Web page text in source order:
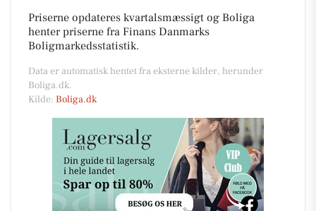
Priserne opdateres kvartalsmæssigt og Boliga
henter priserne fra Finans Danmarks
Boligmarkedsstatistik.
Data er automatisk hentet fra eksterne kilder, herunder
Boliga.dk.
Kilde: Boliga.dk